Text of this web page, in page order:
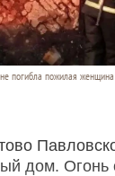
погибла пожилая женщина
дом. Огонь